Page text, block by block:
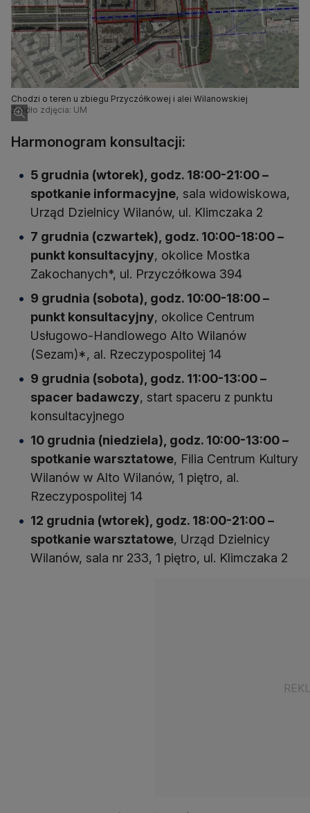
Chodzi o teren u zbiegu Przyczółkowej i alei Wilanowskiej
Źródło zdjęcia: UM
Harmonogram konsultacji:
5 grudnia (wtorek), godz. 18:00-21:00 –
spotkanie informacyjne, sala widowiskowa,
Urząd Dzielnicy Wilanów, ul. Klimczaka 2
7 grudnia (czwartek), godz. 10:00-18:00 –
punkt konsultacyjny, okolice Mostka
Zakochanych*, ul. Przyczółkowa 394
9 grudnia (sobota), godz. 10:00-18:00 –
punkt konsultacyjny, okolice Centrum
Usługowo-Handlowego Alto Wilanów
(Sezam)*, al. Rzeczypospolitej 14
9 grudnia (sobota), godz. 11:00-13:00 –
spacer badawczy, start spaceru z punktu
konsultacyjnego
10 grudnia (niedziela), godz. 10:00-13:00 –
spotkanie warsztatowe, Filia Centrum Kultury
Wilanów w Alto Wilanów, 1 piętro, al.
Rzeczypospolitej 14
12 grudnia (wtorek), godz. 18:00-21:00 –
spotkanie warsztatowe, Urząd Dzielnicy
Wilanów, sala nr 233, 1 piętro, ul. Klimczaka 2